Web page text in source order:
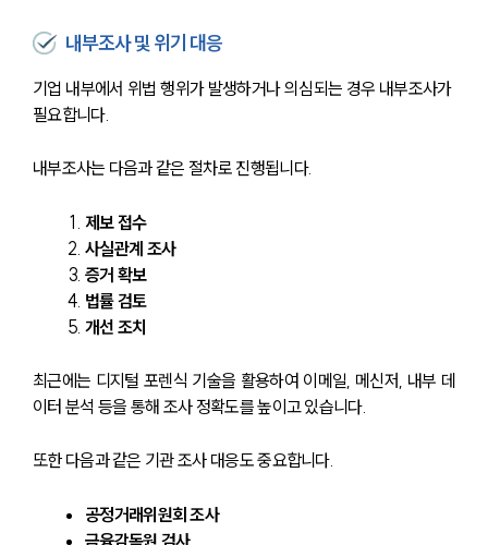
내부조사 및 위기 대응
기업 내부에서 위법 행위가 발생하거나 의심되는 경우 내부조사가
필요합니다.
내부조사는 다음과 같은 절차로 진행됩니다.
제보 접수
사실관계 조사
증거 확보
법률 검토
개선 조치
최근에는 디지털 포렌식 기술을 활용하여 이메일, 메신저, 내부 데
이터 분석 등을 통해 조사 정확도를 높이고 있습니다.
또한 다음과 같은 기관 조사 대응도 중요합니다.
공정거래위원회 조사
금융감독원 검사